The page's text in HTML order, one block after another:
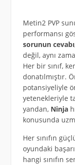
Metin2 PVP
performansı
sorunun cevabı
değil, aynı
Her bir sınıf,
donatılmıştır.
potansiyeliyle
yetenekleriyle
yandan, Ninja
konusunda
Her sınıfın
oyundaki
hangi sınıfın